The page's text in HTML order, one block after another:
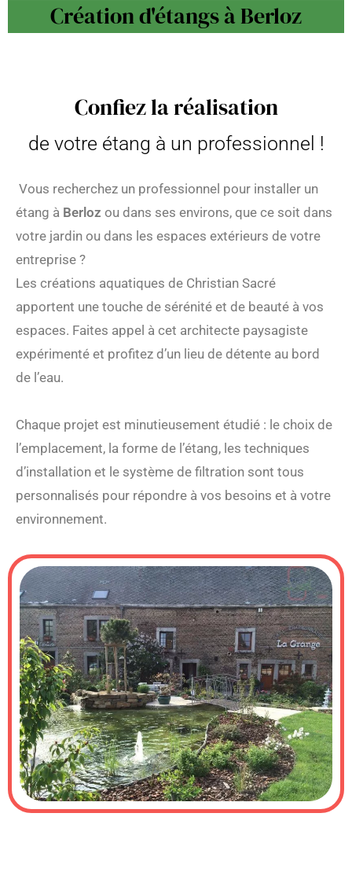
Création d'étangs à Berloz
Confiez la réalisation
de votre étang à un professionnel !
Vous recherchez un professionnel pour installer un
étang à Berloz ou dans ses environs, que ce soit dans
votre jardin ou dans les espaces extérieurs de votre
entreprise ?
Les créations aquatiques de Christian Sacré
apportent une touche de sérénité et de beauté à vos
espaces. Faites appel à cet architecte paysagiste
expérimenté et profitez d’un lieu de détente au bord
de l’eau.
Chaque projet est minutieusement étudié : le choix de
l’emplacement, la forme de l’étang, les techniques
d’installation et le système de filtration sont tous
personnalisés pour répondre à vos besoins et à votre
environnement.